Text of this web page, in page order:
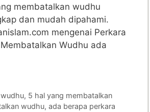
membatalkan wudhu
dan mudah dipahami.
mengenai Perkara
Wudhu ada
, 5 hal yang membatalkan
wudhu, ada berapa perkara